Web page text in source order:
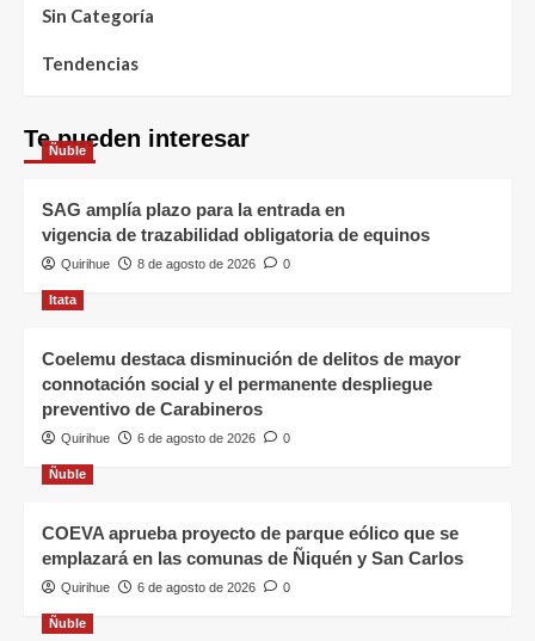
Sin Categoría
Tendencias
Te pueden interesar
Ñuble
SAG amplía plazo para la entrada en
vigencia de trazabilidad obligatoria de equinos
Quirihue 8 de agosto de 2026 0
Itata
Coelemu destaca disminución de delitos de mayor
connotación social y el permanente despliegue
preventivo de Carabineros
Quirihue 6 de agosto de 2026 0
Ñuble
COEVA aprueba proyecto de parque eólico que se
emplazará en las comunas de Ñiquén y San Carlos
Quirihue 6 de agosto de 2026 0
Ñuble